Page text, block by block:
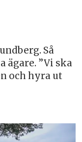
Så
ägare. ”Vi ska
och hyra ut